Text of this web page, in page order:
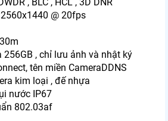
@ 20fps
256GB , chỉ lưu ảnh và nhật ký
tên miền CameraDDNS
kim loại , đế nhựa
nước IP67
802.03af